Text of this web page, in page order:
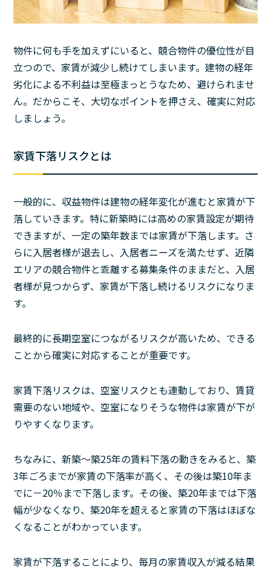
物件に何も手を加えずにいると、競合物件の優位性が目
立つので、家賃が減少し続けてしまいます。建物の経年
劣化による不利益は至極まっとうなため、避けられませ
ん。だからこそ、大切なポイントを押さえ、確実に対応
しましょう。
家賃下落リスクとは
一般的に、収益物件は建物の経年変化が進むと家賃が下
落していきます。特に新築時には高めの家賃設定が期待
できますが、一定の築年数までは家賃が下落します。さ
らに入居者様が退去し、入居者ニーズを満たせず、近隣
エリアの競合物件と乖離する募集条件のままだと、入居
者様が見つからず、家賃が下落し続けるリスクになりま
す。
最終的に長期空室につながるリスクが高いため、できる
ことから確実に対応することが重要です。
家賃下落リスクは、空室リスクとも連動しており、賃貸
需要のない地域や、空室になりそうな物件は家賃が下が
りやすくなります。
ちなみに、新築～築25年の賃料下落の動きをみると、築
3年ごろまでが家賃の下落率が高く、その後は築10年ま
でに－20％まで下落します。その後、築20年までは下落
幅が少なくなり、築20年を超えると家賃の下落はほぼな
くなることがわかっています。
家賃が下落することにより、毎月の家賃収入が減る結果